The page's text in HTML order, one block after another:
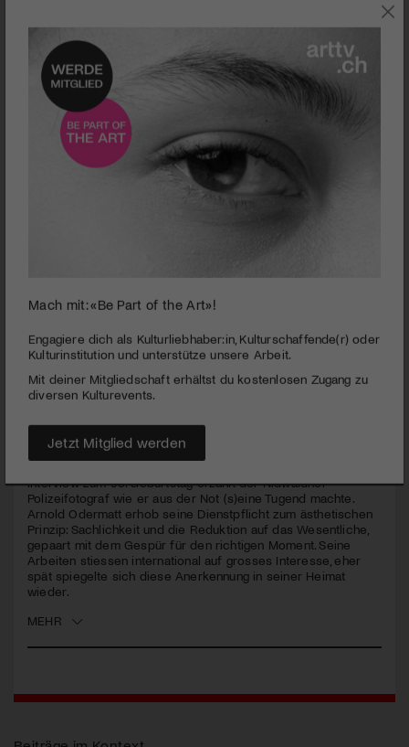
KUNST
Arnold Odermatt
PUBLIZIERT AM 12. MAI 2020
über das gute Bild, Polizeiarbeit und künstlerische
Anerkennung für sein Werk.
Interview zum 95. Geburtstag erzählt der Nidwaldner
Polizeifotograf wie er aus der Not (s)eine Tugend machte.
Arnold Odermatt erhob seine Dienstpflicht zum ästhetischen
Prinzip: Sachlichkeit und die Reduktion auf das Wesentliche,
gepaart mit dem Gespür für den richtigen Moment. Seine
Arbeiten stiessen international auf grosses Interesse, eher
spät spiegelte sich diese Anerkennung in seiner Heimat
wieder.
MEHR
Mach mit: «Be Part of the Art»!
Engagiere dich als Kulturliebhaber:in, Kulturschaffende(r) oder
Kulturinstitution und unterstütze unsere Arbeit.
Mit deiner Mitgliedschaft erhältst du kostenlosen Zugang zu
diversen Kulturevents.
Jetzt Mitglied werden